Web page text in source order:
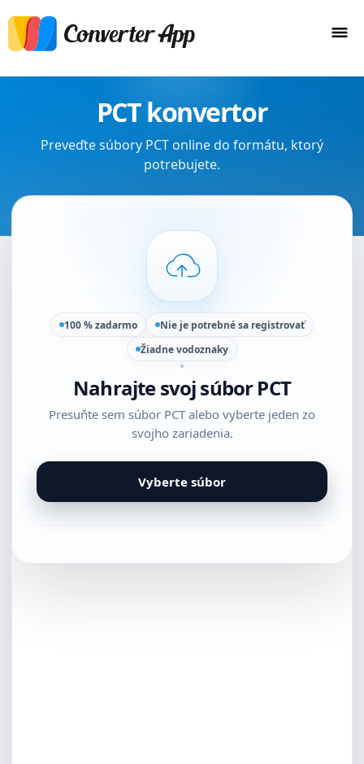
PCT konvertor
Preveďte súbory PCT online do formátu, ktorý
potrebujete.
100 % zadarmo
Nie je potrebné sa registrovať
Žiadne vodoznaky
Nahrajte svoj súbor PCT
Presuňte sem súbor PCT alebo vyberte jeden zo
svojho zariadenia.
Vyberte súbor